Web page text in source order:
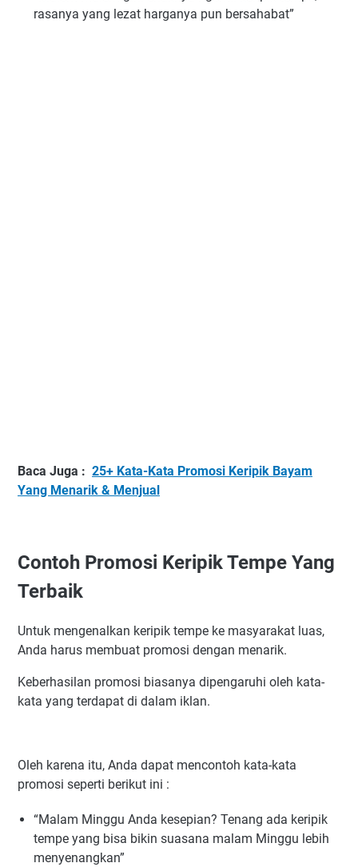
rasanya yang lezat harganya pun bersahabat”
Baca Juga : 25+ Kata-Kata Promosi Keripik Bayam
Yang Menarik & Menjual
Contoh Promosi Keripik Tempe Yang
Terbaik
Untuk mengenalkan keripik tempe ke masyarakat luas,
Anda harus membuat promosi dengan menarik.
Keberhasilan promosi biasanya dipengaruhi oleh kata-
kata yang terdapat di dalam iklan.
Oleh karena itu, Anda dapat mencontoh kata-kata
promosi seperti berikut ini :
“Malam Minggu Anda kesepian? Tenang ada keripik
tempe yang bisa bikin suasana malam Minggu lebih
menyenangkan”